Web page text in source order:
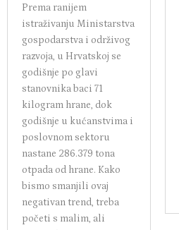
PREVIOUS
K
byTina King| Oct 14,
2024 |Multitasking
Kitchen, Preporučeni
sadržaj|0 Comments
Prema ranijem
istraživanju Ministarstva
gospodarstva i održivog
razvoja, u Hrvatskoj se
godišnje po glavi
stanovnika baci 71
kilogram hrane, dok
godišnje u kućanstvima i